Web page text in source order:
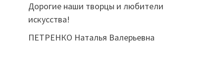
Дорогие наши творцы и любители
искусства!
ПЕТРЕНКО Наталья Валерьевна